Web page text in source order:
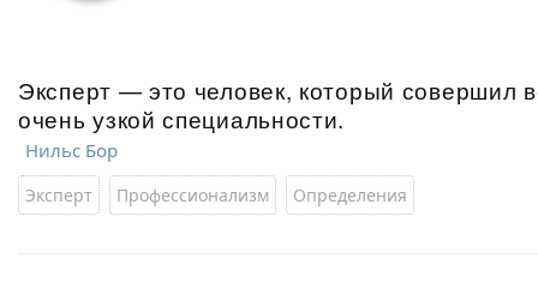
Эксперт — это человек, который совершил
очень узкой специальности.
Нильс Бор
Эксперт Профессионализм Определения